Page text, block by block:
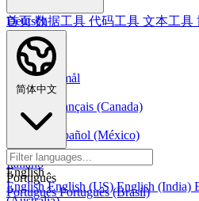
Deutsch
Nederlands
Nederlands
Norsk
Norsk Bokmål
Français
Français (Canada)
Español
Español
Español (México)
Italiano
Italiano
Português
PortuguêsPortuguês (Brasil)
首页数据工具 代码工具 文本工具
简体中文
English
EnglishEnglish (US)English (India)